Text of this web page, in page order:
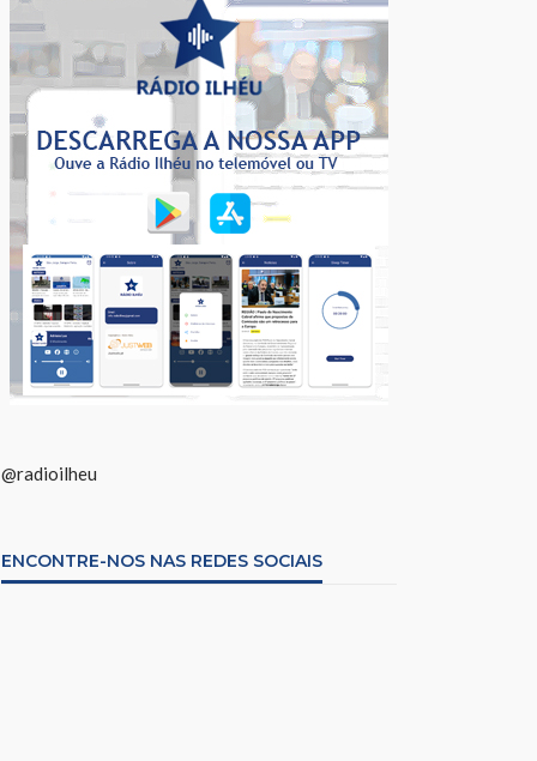
@radioilheu
ENCONTRE-NOS NAS REDES SOCIAIS